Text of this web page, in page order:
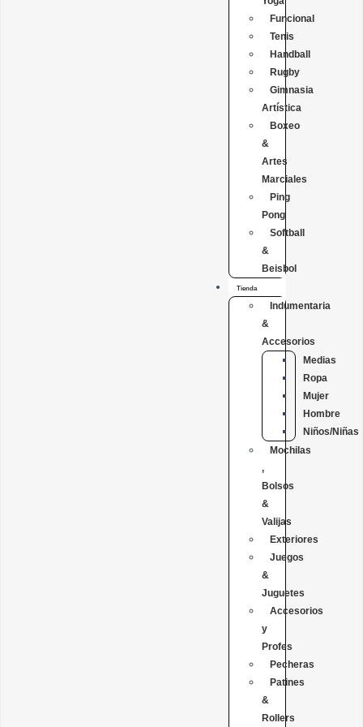
Funcional
Tenis
Handball
Rugby
Gimnasia
Artística
Boxeo
&
Artes
Marciales
Ping
Pong
Softball
&
Beisbol
Tienda
Indumentaria
&
Accesorios
Medias
Ropa
Mujer
Hombre
Niños/Niñas
Mochilas
,
Bolsos
&
Valijas
Exteriores
Juegos
&
Juguetes
Accesorios
y
Profes
Pecheras
Patines
&
Rollers